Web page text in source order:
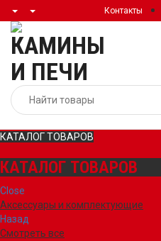
Контакты
КАТАЛОГ ТОВАРОВ
КАТАЛОГ ТОВАРОВ
Close
Аксессуары и комплектующие
Назад
Смотреть все